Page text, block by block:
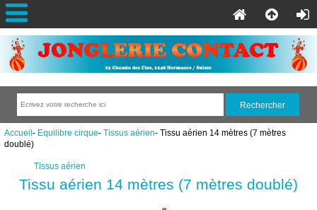
Accueil- Equilibre cirque- Tissus aérien- Tissu aérien 14 mètres (7 mètres
doublé)
Tissus aérien
Tissu aérien 14 mètres (7 mètres doublé)